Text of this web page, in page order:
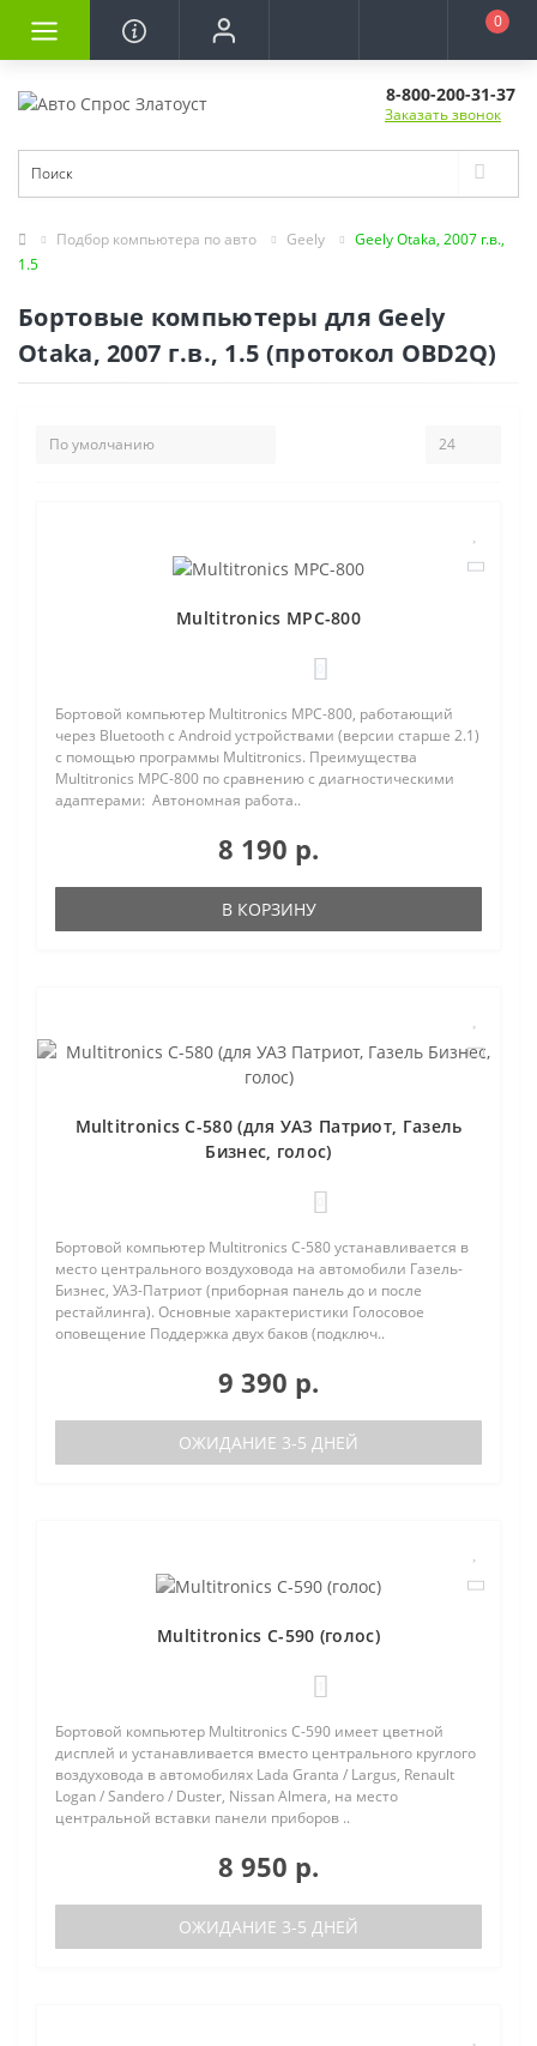
0
8-800-200-31-37
Заказать звонок
Подбор компьютера по авто Geely
Geely Otaka, 2007 г.в.,
1.5
Бортовые компьютеры для Geely
Otaka, 2007 г.в., 1.5 (протокол OBD2Q)
Multitronics MPC-800
Бортовой компьютер Multitronics MPC-800, работающий
через Bluetooth с Android устройствами (версии старше 2.1)
с помощью программы Multitronics. Преимущества
Multitronics MPC-800 по сравнению с диагностическими
адаптерами: Автономная работа..
8 190 р.
В КОРЗИНУ
Multitronics C-580 (для УАЗ Патриот, Газель
Бизнес, голос)
Бортовой компьютер Multitronics C-580 устанавливается в
место центрального воздуховода на автомобили Газель-
Бизнес, УАЗ-Патриот (приборная панель до и после
рестайлинга). Основные характеристики Голосовое
оповещение Поддержка двух баков (подключ..
9 390 р.
ОЖИДАНИЕ 3-5 ДНЕЙ
Multitronics C-590 (голос)
Бортовой компьютер Multitronics C-590 имеет цветной
дисплей и устанавливается вместо центрального круглого
воздуховода в автомобилях Lada Granta / Largus, Renault
Logan / Sandero / Duster, Nissan Almera, на место
центральной вставки панели приборов ..
8 950 р.
ОЖИДАНИЕ 3-5 ДНЕЙ